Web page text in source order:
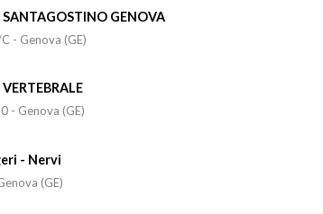
GENOVA
- Genova (GE)
- Genova (GE)
- Nervi
(GE)